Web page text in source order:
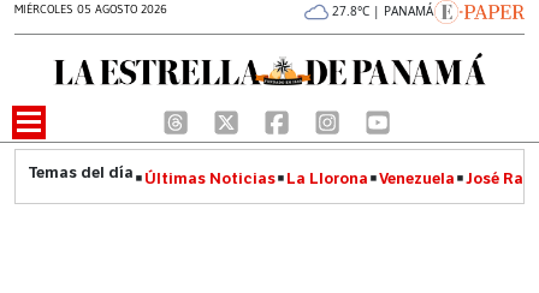
MIÉRCOLES 05 AGOSTO 2026 27.8°C | PANAMÁ
Últimas Noticias La Llorona Venezuela José